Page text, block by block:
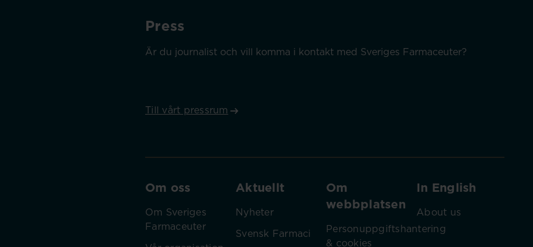
Press
Är du journalist och vill komma i kontakt med Sveriges Farmaceuter?
Till vårt pressrum
Om oss
Om Sveriges
Farmaceuter
Aktuellt
Nyheter
Svensk Farmaci
Om
webbplatsen
Personuppgiftshantering
& cookies
In English
About us